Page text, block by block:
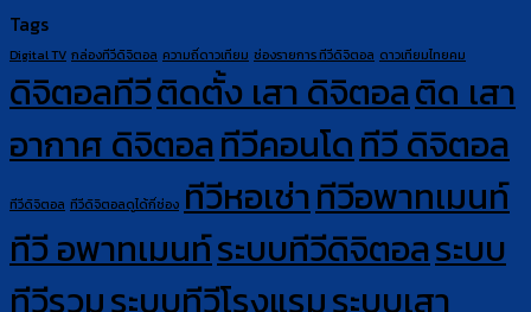
Tags
Digital TV กล่องทีวีดิจิตอล ความถี่ดาวเทียม ช่องรายการ ทีวีดิจิตอล ดาวเทียมไทยคม
ดิจิตอลทีวีติดตั้ง เสา ดิจิตอลติด เสา
อากาศ ดิจิตอลทีวีคอนโดทีวี ดิจิตอล
ทีวีดิจิตอล ทีวีดิจิตอลดูได้กี่ช่อง ทีวีหอเช่าทีวีอพาทเมนท์
ทีวี อพาทเมนท์ระบบทีวีดิจิตอลระบบ
ทีวีรวมระบบทีวีโรงแรมระบบเสา